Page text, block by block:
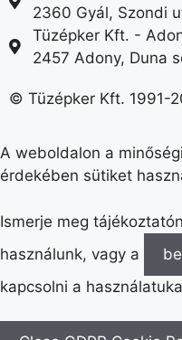
2360 Gyál, Szondi
Tüzépker Kft. -
2457 Adony, Duna
© Tüzépker Kft. 1991-
A weboldalon a
érdekében sütiket
Ismerje meg
használunk, vagy a
kapcsolni a